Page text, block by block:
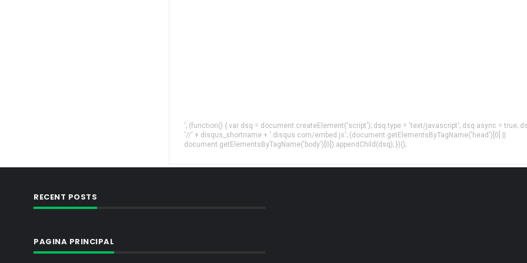
'; (function() { var dsq = document.createElement('script'); dsq.type = 'text/javascript'; dsq.async = true;
'//' + disqus_shortname + '.disqus.com/embed.js'; (document.getElementsByTagName('head')[0] ||
document.getElementsByTagName('body')[0]).appendChild(dsq); })();
RECENT POSTS
PAGINA PRINCIPAL